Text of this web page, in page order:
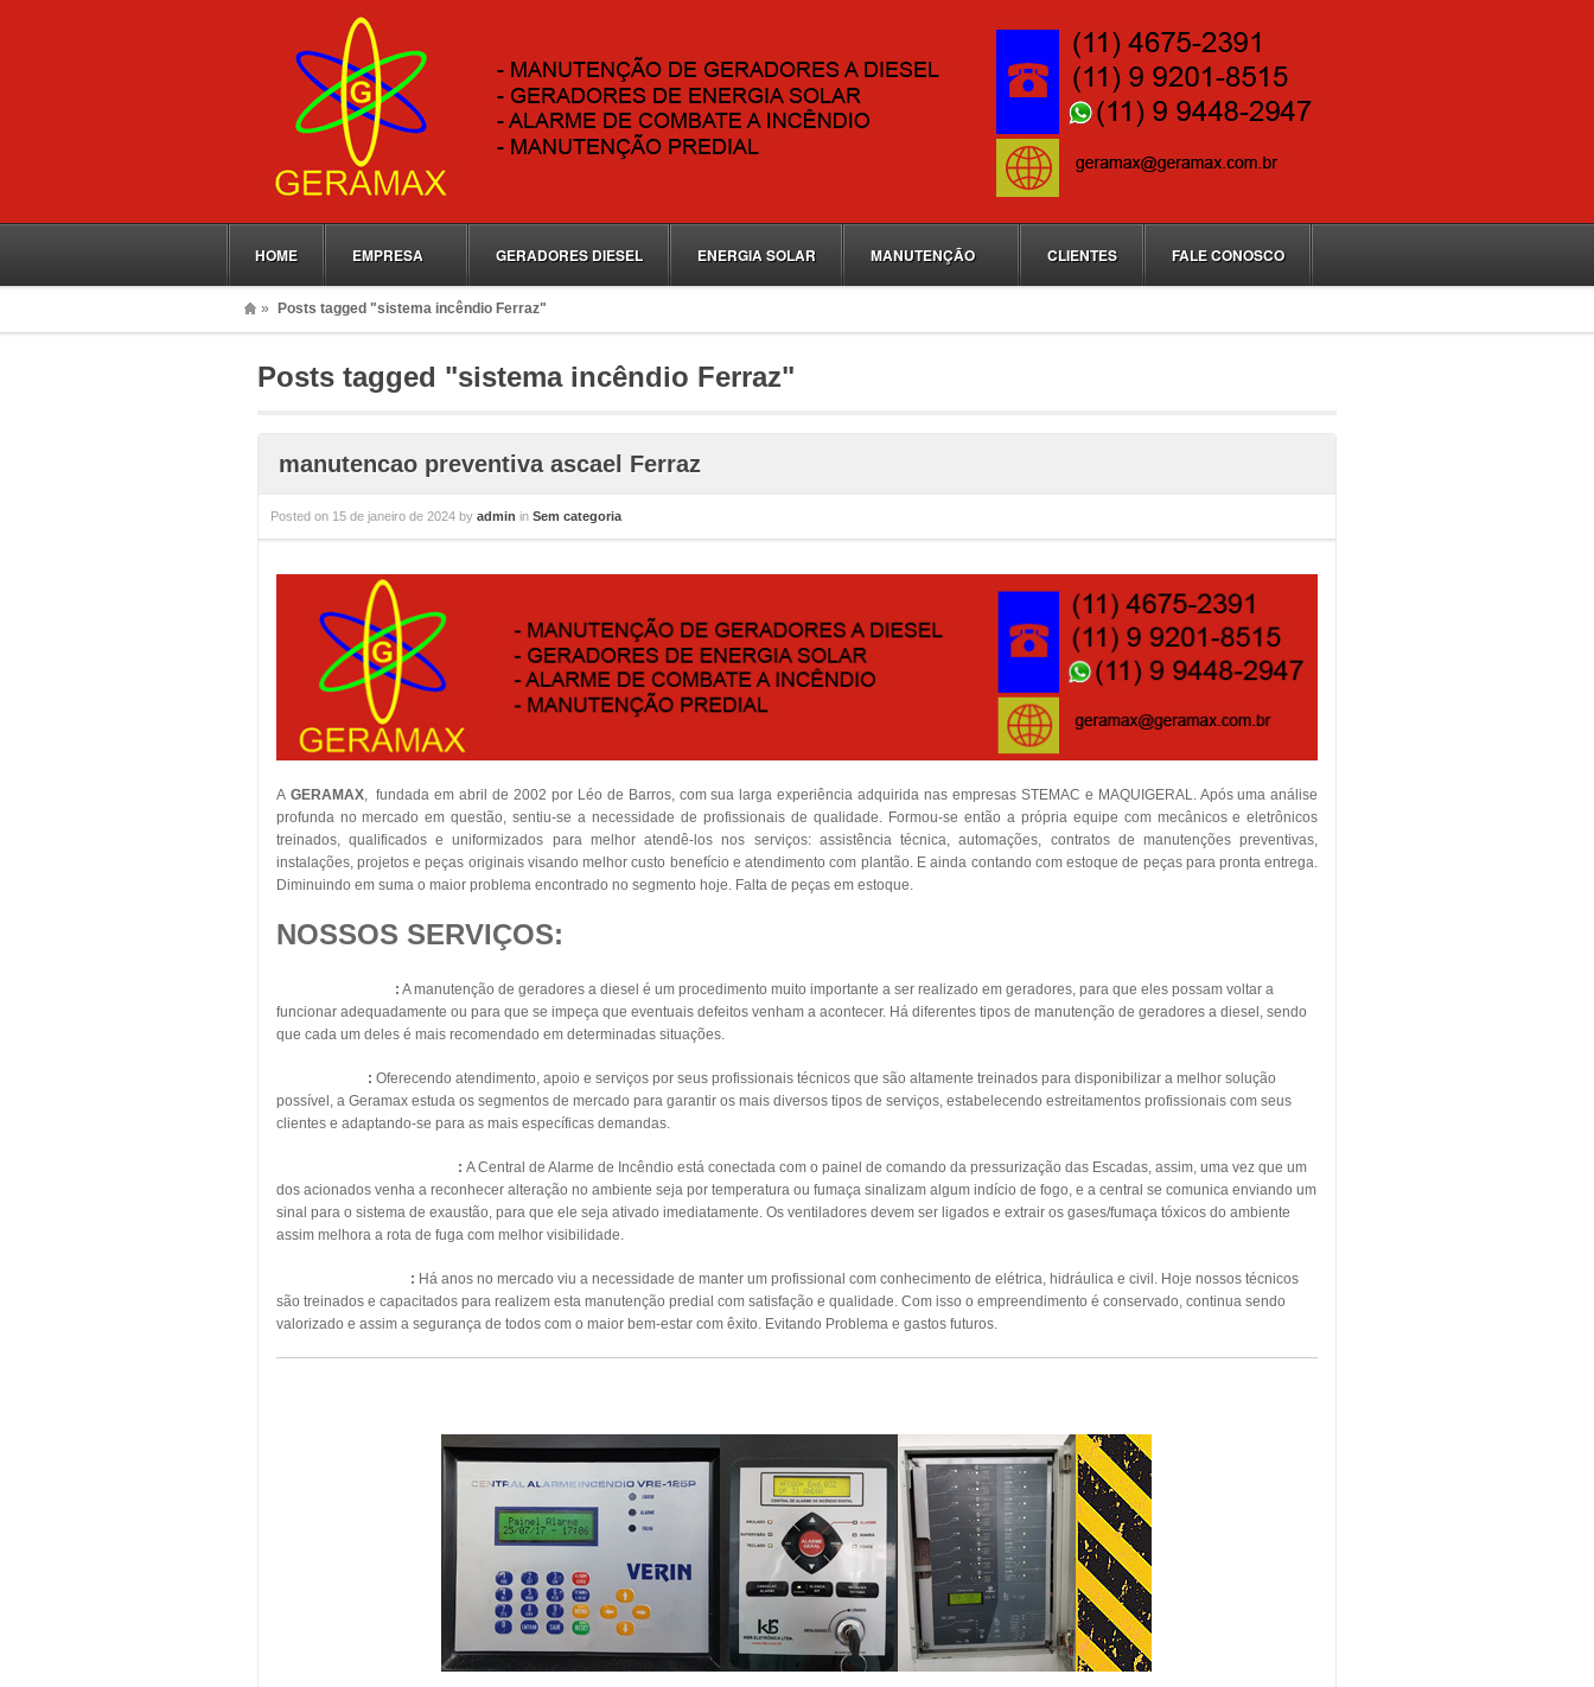
HOME EMPRESA GERADORES DIESEL ENERGIA SOLAR MANUTENÇÃO CLIENTES FALE CONOSCO
» Posts tagged "sistema incêndio Ferraz"
Posts tagged "sistema incêndio Ferraz"
manutencao preventiva ascael Ferraz
Posted on 15 de janeiro de 2024 by admin in Sem categoria
A GERAMAX, fundada em abril de 2002 por Léo de Barros, com sua larga experiência adquirida nas empresas STEMAC e MAQUIGERAL. Após uma análise
profunda no mercado em questão, sentiu-se a necessidade de profissionais de qualidade. Formou-se então a própria equipe com mecânicos e eletrônicos
treinados, qualificados e uniformizados para melhor atendê-los nos serviços: assistência técnica, automações, contratos de manutenções preventivas,
instalações, projetos e peças originais visando melhor custo benefício e atendimento com plantão. E ainda contando com estoque de peças para pronta entrega.
Diminuindo em suma o maior problema encontrado no segmento hoje. Falta de peças em estoque.
NOSSOS SERVIÇOS:
: A manutenção de geradores a diesel é um procedimento muito importante a ser realizado em geradores, para que eles possam voltar a
funcionar adequadamente ou para que se impeça que eventuais defeitos venham a acontecer. Há diferentes tipos de manutenção de geradores a diesel, sendo
que cada um deles é mais recomendado em determinadas situações.
: Oferecendo atendimento, apoio e serviços por seus profissionais técnicos que são altamente treinados para disponibilizar a melhor solução
possível, a Geramax estuda os segmentos de mercado para garantir os mais diversos tipos de serviços, estabelecendo estreitamentos profissionais com seus
clientes e adaptando-se para as mais específicas demandas.
: A Central de Alarme de Incêndio está conectada com o painel de comando da pressurização das Escadas, assim, uma vez que um
dos acionados venha a reconhecer alteração no ambiente seja por temperatura ou fumaça sinalizam algum indício de fogo, e a central se comunica enviando um
sinal para o sistema de exaustão, para que ele seja ativado imediatamente. Os ventiladores devem ser ligados e extrair os gases/fumaça tóxicos do ambiente
assim melhora a rota de fuga com melhor visibilidade.
: Há anos no mercado viu a necessidade de manter um profissional com conhecimento de elétrica, hidráulica e civil. Hoje nossos técnicos
são treinados e capacitados para realizem esta manutenção predial com satisfação e qualidade. Com isso o empreendimento é conservado, continua sendo
valorizado e assim a segurança de todos com o maior bem-estar com êxito. Evitando Problema e gastos futuros.